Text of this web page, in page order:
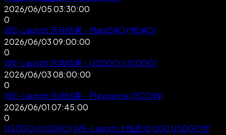
2026/06/05 03:30:00
0
WE-Launch 活动结果 - MarsDAO (MDAO)
2026/06/03 09:00:00
0
WE-Launch 活动结果 - USDGO (USDGO)
2026/06/03 08:00:00
0
WE-Launch 活动结果 - Playnance (GCOIN)
2026/06/01 07:45:00
0
USDGO (USDGO) WE-Launch上线及10,000 USDGO空